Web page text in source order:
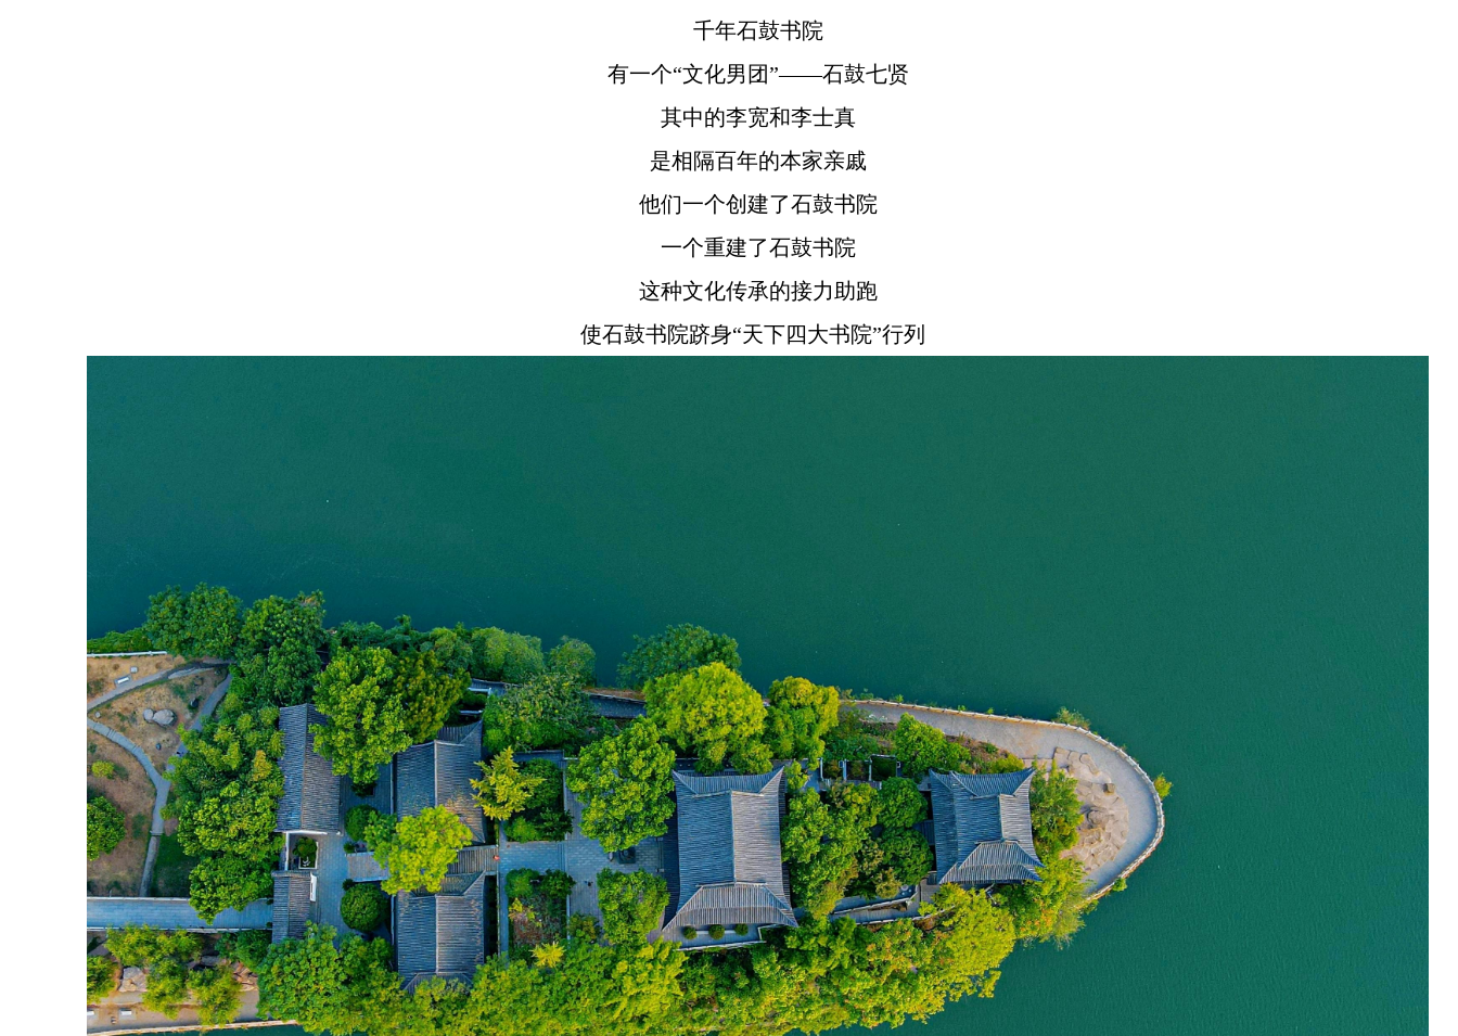
千年石鼓书院
有一个“文化男团”——石鼓七贤
其中的李宽和李士真
是相隔百年的本家亲戚
他们一个创建了石鼓书院
一个重建了石鼓书院
这种文化传承的接力助跑
使石鼓书院跻身“天下四大书院”行列